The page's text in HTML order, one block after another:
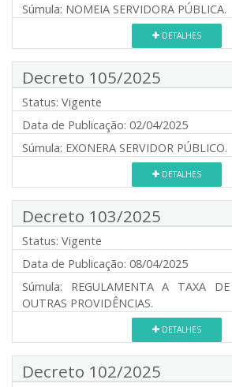
Súmula: NOMEIA SERVIDORA PÚBLICA.
DETALHES
Decreto 105/2025
Status: Vigente
Data de Publicação: 02/04/2025
Súmula: EXONERA SERVIDOR PÚBLICO.
DETALHES
Decreto 103/2025
Status: Vigente
Data de Publicação: 08/04/2025
Súmula: REGULAMENTA A TAXA
OUTRAS PROVIDÊNCIAS.
DETALHES
Decreto 102/2025